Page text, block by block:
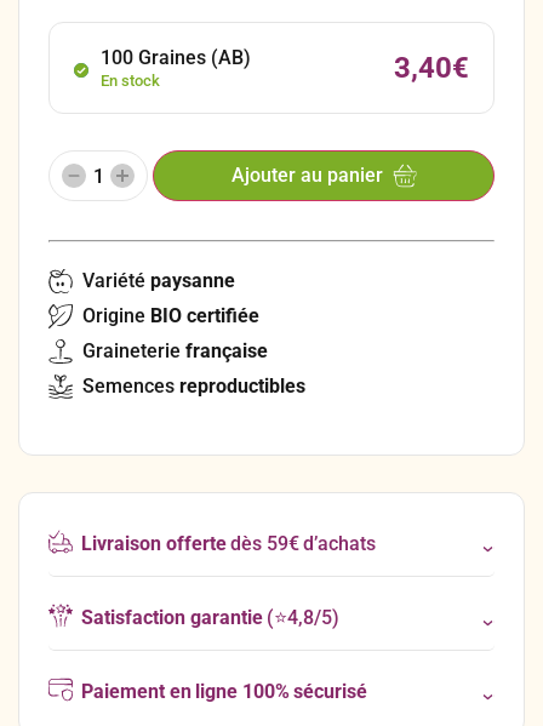
100 Graines (AB)
En stock 3,40€
Ajouter au panier
Variété paysanne
Origine BIO certifiée
Graineterie française
Semences reproductibles
Livraison offertedès 59€ d’achats
Satisfaction garantie(⭐4,8/5)
Paiement en ligne 100% sécurisé